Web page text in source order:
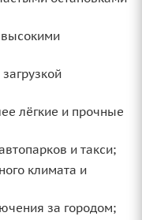
лёгкие и прочные
и такси;
климата и
за городом;